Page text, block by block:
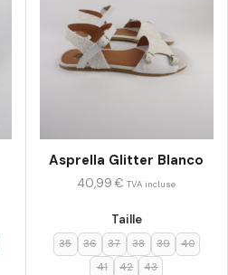
Asprella Glitter Blanco
Taille
35 36 37 38 39
40
41
42 43
40,99€ TVA incluse